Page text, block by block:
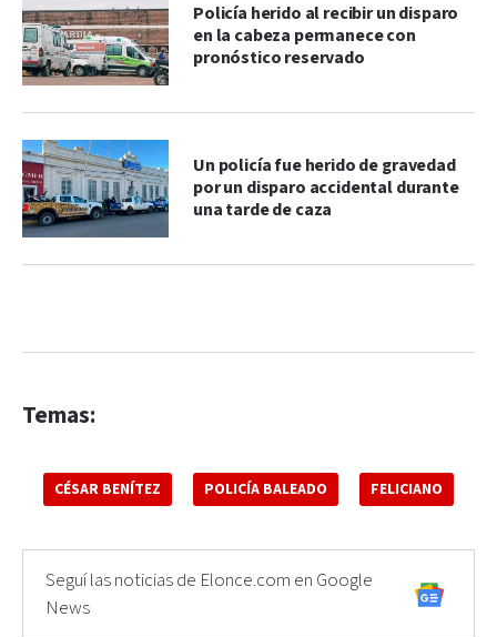
Policía herido al recibir un disparo
en la cabeza permanece con
pronóstico reservado
Un policía fue herido de gravedad
por un disparo accidental durante
una tarde de caza
Temas:
CÉSAR BENÍTEZ POLICÍA BALEADO FELICIANO
Seguí las noticias de Elonce.com en Google
News